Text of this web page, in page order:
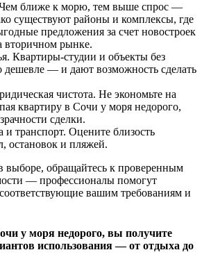
ближе к морю, тем выше спрос —
существуют районы и комплексы, где
предложения за счет новостроек
вторичном рынке.
Квартиры-студии и объекты без
дешевле — и дают возможность сделать
чистота. Не экономьте на
квартиру в Сочи у моря недорого,
сделки.
и транспорт. Оцените близость
остановок и пляжей.
выборе, обращайтесь к проверенным
— профессионалы помогут
вашим требованиям и
у моря недорого, вы получите
использования — от отдыха до